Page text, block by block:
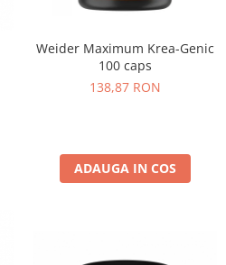
Weider Maximum Krea-Genic
100 caps
138,87 RON
ADAUGA IN COS